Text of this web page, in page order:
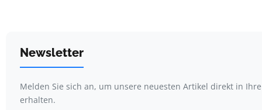
Newsletter
Melden Sie sich an, um unsere neuesten Artikel direkt in
erhalten.